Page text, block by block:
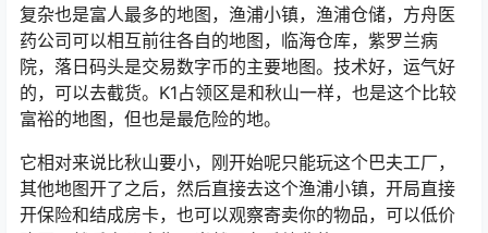
复杂也是富人最多的地图，渔浦小镇，渔浦仓储，方舟医
药公司可以相互前往各自的地图，临海仓库，紫罗兰病
院，落日码头是交易数字币的主要地图。技术好，运气好
的，可以去截货。K1占领区是和秋山一样，也是这个比较
富裕的地图，但也是最危险的地。
它相对来说比秋山要小，刚开始呢只能玩这个巴夫工厂，
其他地图开了之后，然后直接去这个渔浦小镇，开局直接
开保险和结成房卡，也可以观察寄卖你的物品，可以低价